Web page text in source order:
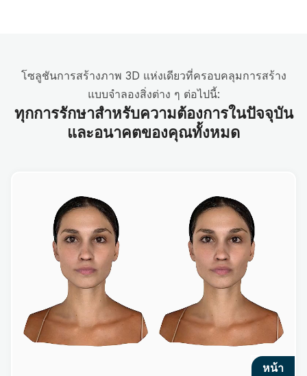
โซลูชันการสร้างภาพ 3D แห่งเดียวที่ครอบคลุมการสร้าง
แบบจำลองสิ่งต่าง ๆ ต่อไปนี้:
ทุกการรักษาสำหรับความต้องการในปัจจุบัน
และอนาคตของคุณทั้งหมด
หน้า